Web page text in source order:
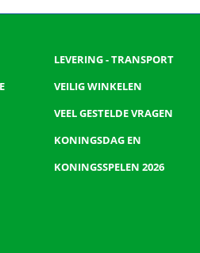
LEVERING - TRANSPORT
VEILIG WINKELEN
VEEL GESTELDE VRAGEN
KONINGSDAG EN
KONINGSSPELEN 2026